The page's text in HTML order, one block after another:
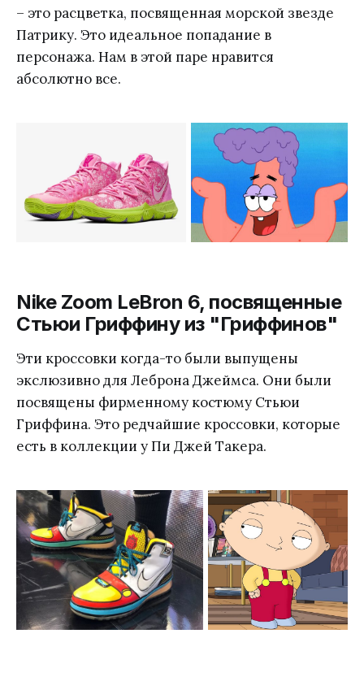
– это расцветка, посвященная морской звезде
Патрику. Это идеальное попадание в
персонажа. Нам в этой паре нравится
абсолютно все.
Nike Zoom LeBron 6, посвященные
Стьюи Гриффину из "Гриффинов"
Эти кроссовки когда-то были выпущены
экслюзивно для Леброна Джеймса. Они были
посвящены фирменному костюму Стьюи
Гриффина. Это редчайшие кроссовки, которые
есть в коллекции у Пи Джей Такера.